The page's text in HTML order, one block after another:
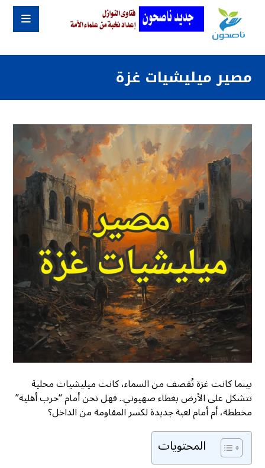
مصير ميليشيات غزة
بينما كانت غزة تُقصف من السماء، كانت ميليشيات محلية
تتشكل على الأرض بغطاء صهيوني.. فهل نحن أمام “حرب أهلية”
مخططة، أم أمام لعبة جديدة لكسر المقاومة من الداخل؟
المحتويات